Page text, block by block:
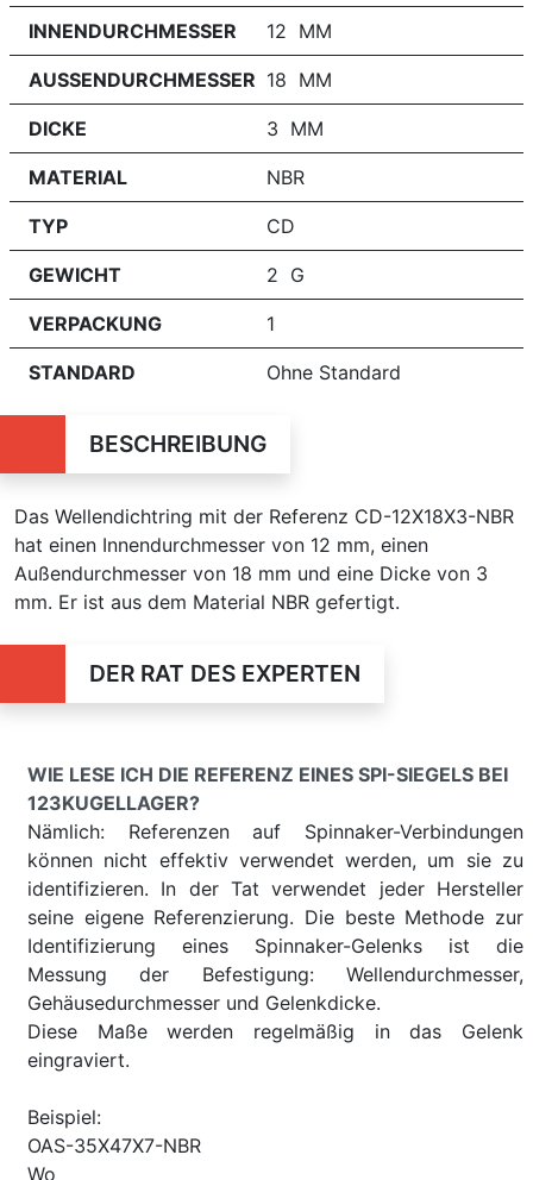
INNENDURCHMESSER 12 MM
AUSSENDURCHMESSER 18 MM
DICKE 3 MM
MATERIAL NBR
TYP CD
GEWICHT 2 G
VERPACKUNG 1
STANDARD Ohne Standard
BESCHREIBUNG
Das Wellendichtring mit der Referenz CD-12X18X3-NBR
hat einen Innendurchmesser von 12 mm, einen
Außendurchmesser von 18 mm und eine Dicke von 3
mm. Er ist aus dem Material NBR gefertigt.
DER RAT DES EXPERTEN
WIE LESE ICH DIE REFERENZ EINES SPI-SIEGELS BEI
123KUGELLAGER?
Nämlich: Referenzen auf Spinnaker-Verbindungen
können nicht effektiv verwendet werden, um sie zu
identifizieren. In der Tat verwendet jeder Hersteller
seine eigene Referenzierung. Die beste Methode zur
Identifizierung eines Spinnaker-Gelenks ist die
Messung der Befestigung: Wellendurchmesser,
Gehäusedurchmesser und Gelenkdicke.
Diese Maße werden regelmäßig in das Gelenk
eingraviert.
Beispiel:
OAS-35X47X7-NBR
Wo